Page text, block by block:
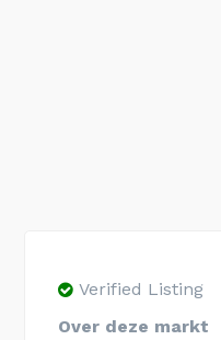
Verified Listing
Over deze markt